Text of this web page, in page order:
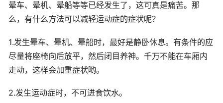
晕车、晕机、晕船等等已经发生了，这可真是痛苦。那
么，有什么方法可以减轻运动症的症状呢？
1.发生晕车、晕机、晕船时，最好是静卧休息。有条件的应
尽量将座椅向后放平，然后闭目养神。千万不能在车厢内
走动，这样会加重症状哟。
2.发生运动症时，不可进食饮水。